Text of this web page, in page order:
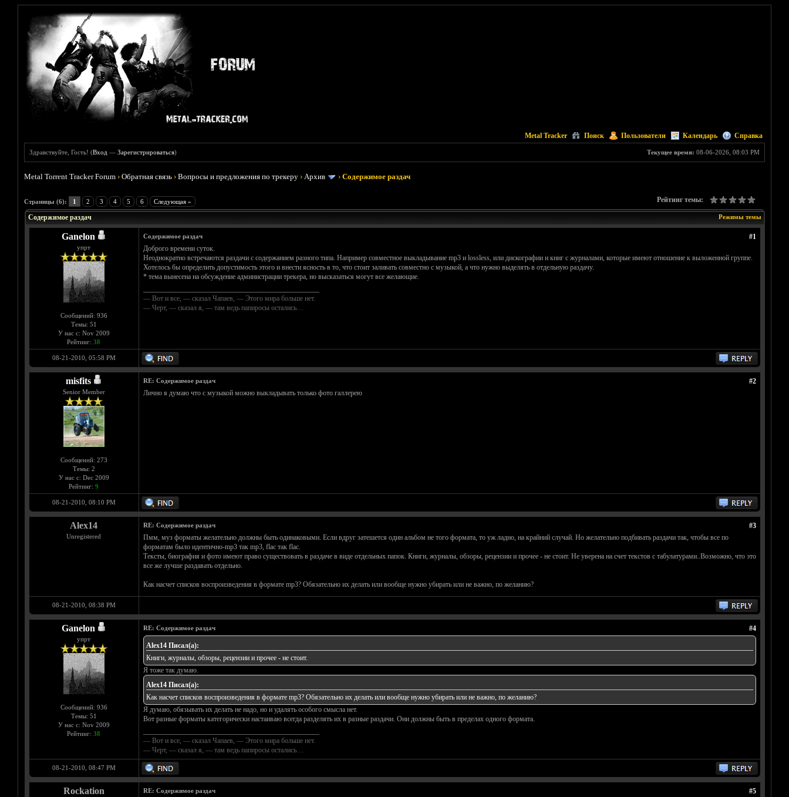
Metal Tracker Поиск Пользователи Календарь Справка
Текущее время: 08-06-2026, 08:03 PM
Здравствуйте, Гость! (Вход —Зарегистрироваться)
Metal Torrent Tracker Forum ›Обратная связь ›Вопросы и предложения по трекеру ›Архив ›Содержимое раздач
Страницы (6): 1 2 3 4 5 6 Следующая » Рейтинг темы:
Голосов: 0 - Средняя оценка: 0
12345
Режимы темы
Содержимое раздач
Ganelon
упрт
Сообщений: 936
Темы: 51
У нас с: Nov 2009
Рейтинг: 38
#1
Содержимое раздач
Доброго времени суток.
Неоднократно встречаются раздачи с содержанием разного типа. Например совместное выкладывание mp3 и lossless, или дискографии и книг с журналами, которые имеют отношение к выложенной группе.
Хотелось бы определить допустимость этого и внести ясность в то, что стоит заливать совместно с музыкой, а что нужно выделять в отдельную раздачу.
* тема вынесена на обсуждение администрации трекера, но высказаться могут все желающие.
— Вот и все, — сказал Чапаев, — Этого мира больше нет.
— Черт, — сказал я, — там ведь папиросы остались…
08-21-2010, 05:58 PM
misfits
Senior Member
Сообщений: 273
Темы: 2
У нас с: Dec 2009
Рейтинг: 9
#2
RE: Содержимое раздач
Лично я думаю что с музыкой можно выкладывать только фото галлерею
08-21-2010, 08:10 PM
Alex14
Unregistered
#3
RE: Содержимое раздач
Пмм, муз форматы желательно должны быть одинаковыми. Если вдруг затешется один альбом не того формата, то уж ладно, на крайний случай. Но желательно подбивать раздачи так, чтобы все по
форматам было идентично-mp3 так mp3, flac так flac.
Тексты, биография и фото имеют право существовать в раздаче в виде отдельных папок. Книги, журналы, обзоры, рецензии и прочее - не стоит. Не уверена на счет текстов с табулатурами..Возможно, что это
все же лучше раздавать отдельно.
Как насчет списков воспроизведения в формате mp3? Обязательно их делать или вообще нужно убирать или не важно, по желанию?
08-21-2010, 08:38 PM
Ganelon
упрт
Сообщений: 936
Темы: 51
У нас с: Nov 2009
Рейтинг: 38
#4
RE: Содержимое раздач
Alex14 Писал(а):
Книги, журналы, обзоры, рецензии и прочее - не стоит.
Я тоже так думаю.
Alex14 Писал(а):
Как насчет списков воспроизведения в формате mp3? Обязательно их делать или вообще нужно убирать или не важно, по желанию?
Я думаю, обязывать их делать не надо, но и удалять особого смысла нет.
Вот разные форматы категорически настаиваю всегда разделять их в разные раздачи. Они должны быть в пределах одного формата.
— Вот и все, — сказал Чапаев, — Этого мира больше нет.
— Черт, — сказал я, — там ведь папиросы остались…
08-21-2010, 08:47 PM
Rockation #5
RE: Содержимое раздач